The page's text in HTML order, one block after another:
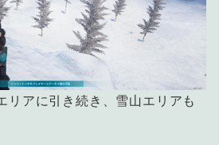
リアに引き続き、雪山エリアも